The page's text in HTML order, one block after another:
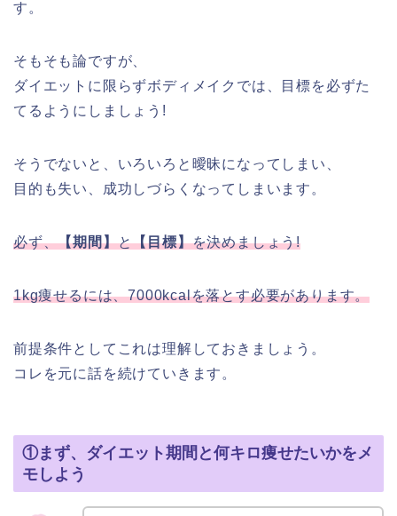
す。
そもそも論ですが、
ダイエットに限らずボディメイクでは、目標を必ずた
てるようにしましょう!
そうでないと、いろいろと曖昧になってしまい、
目的も失い、成功しづらくなってしまいます。
必ず、【期間】と【目標】を決めましょう!
1kg痩せるには、7000kcalを落とす必要があります。
前提条件としてこれは理解しておきましょう。
コレを元に話を続けていきます。
①まず、ダイエット期間と何キロ痩せたいかをメ
モしよう